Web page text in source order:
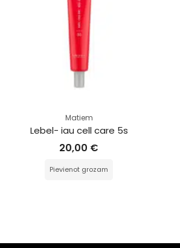
Matiem
Lebel- iau cell care 5s
20,00 €
Pievienot grozam